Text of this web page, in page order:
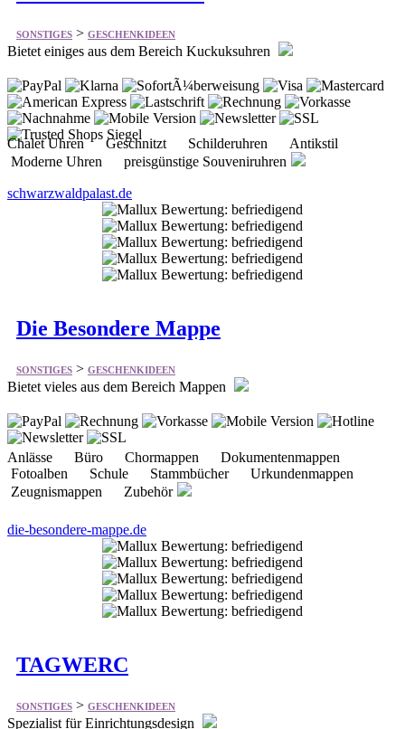
Bietet einiges aus dem Bereich Kuckuksuhren
Chalet Uhren Geschnitzt Schilderuhren Antikstil
Moderne Uhren preisgünstige Souveniruhren
schwarzwaldpalast.de
Die Besondere Mappe
SONSTIGES>GESCHENKIDEEN
Bietet vieles aus dem Bereich Mappen
Anlässe Büro Chormappen Dokumentenmappen
Fotoalben Schule Stammbücher Urkundenmappen
Zeugnismappen Zubehör
die-besondere-mappe.de
TAGWERC
SONSTIGES>GESCHENKIDEEN
Spezialist für Einrichtungsdesign